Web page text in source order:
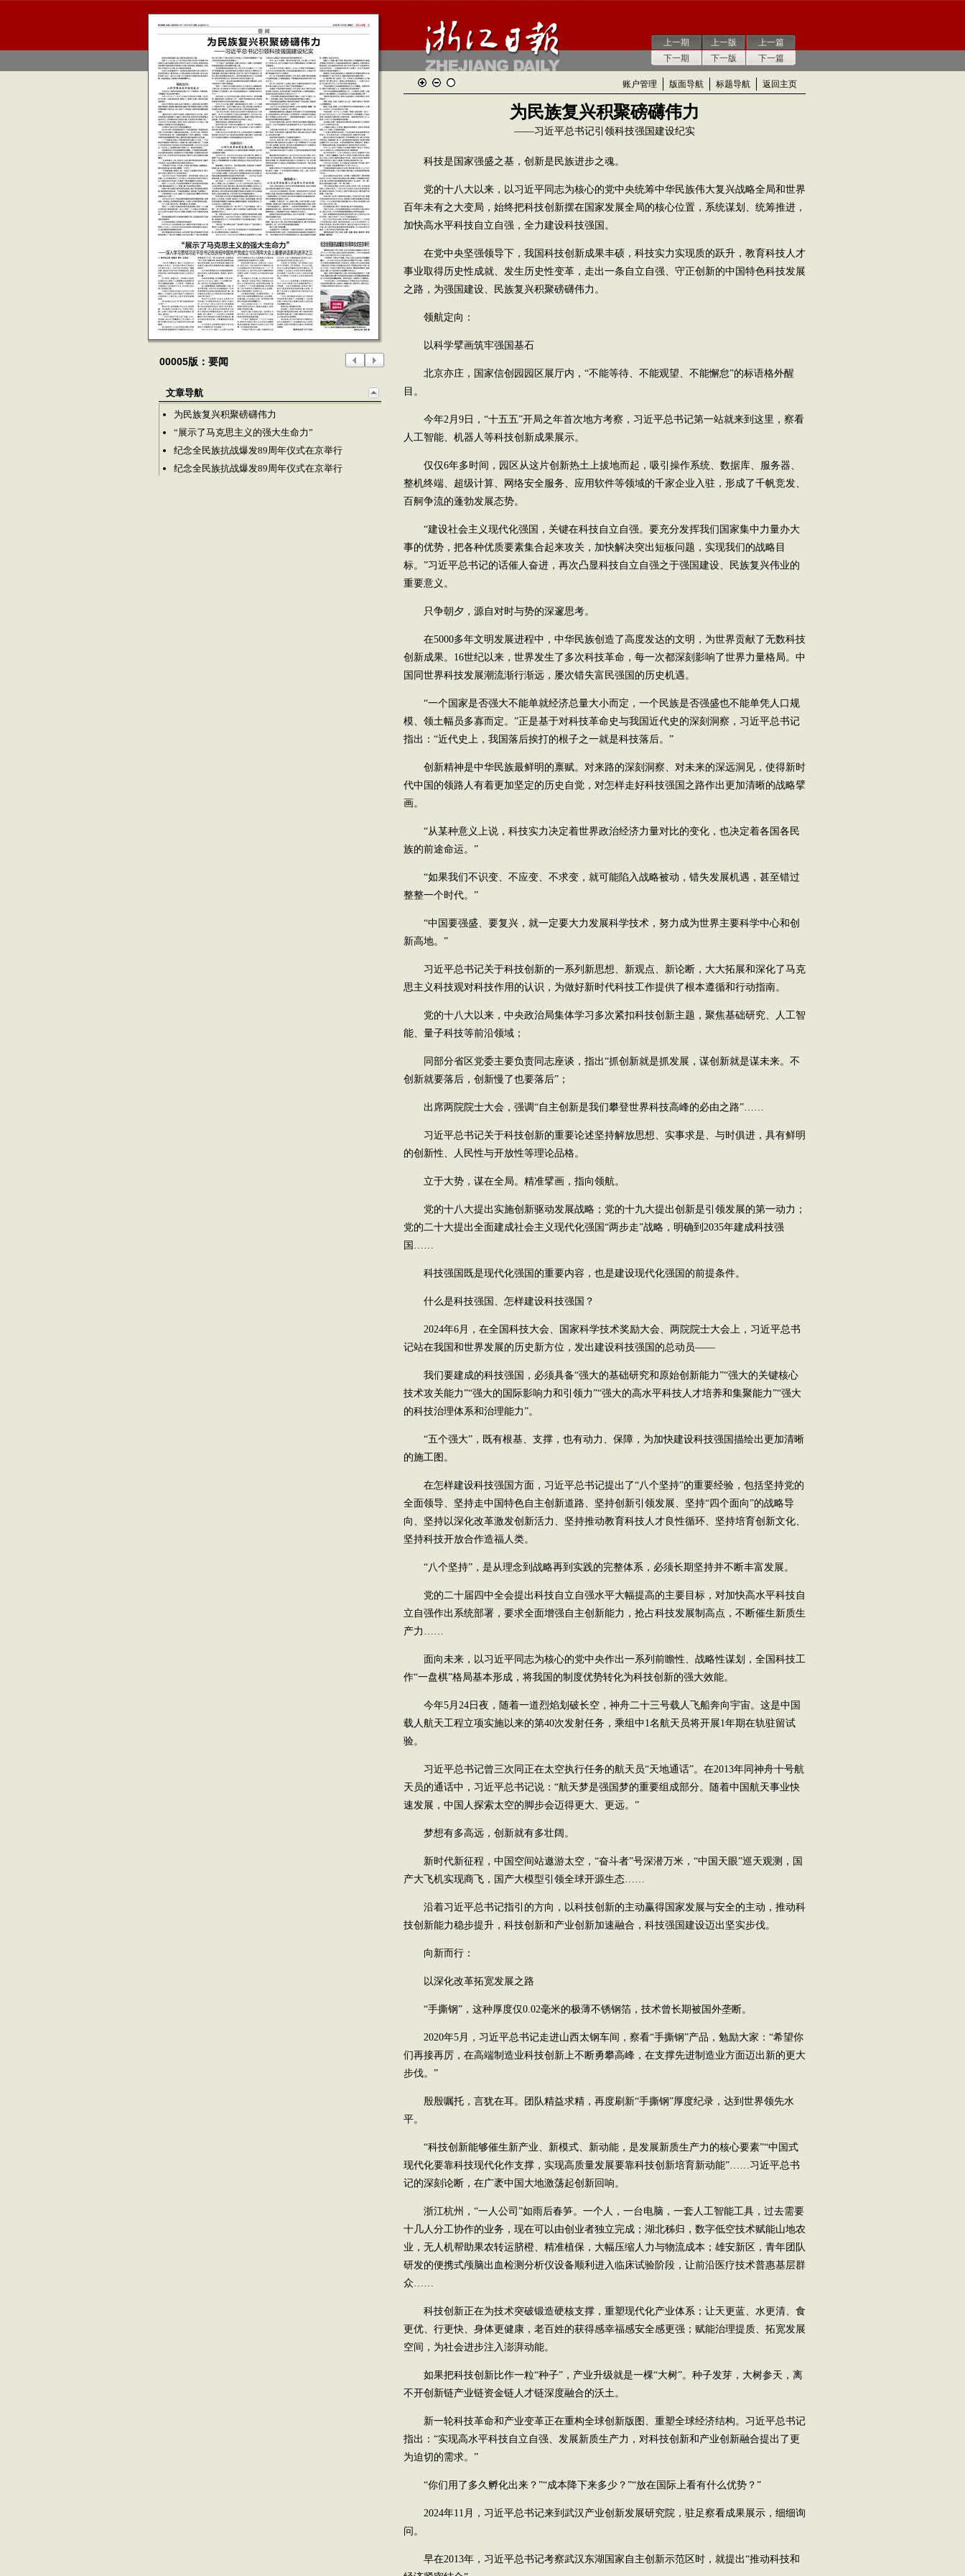
上一期
下一期
上一版
下一版
上一篇
下一篇
00005版：要闻
文章导航
为民族复兴积聚磅礴伟力
“展示了马克思主义的强大生命力”
纪念全民族抗战爆发89周年仪式在京举行
纪念全民族抗战爆发89周年仪式在京举行
账户管理 版面导航 标题导航 返回主页
为民族复兴积聚磅礴伟力
——习近平总书记引领科技强国建设纪实
科技是国家强盛之基，创新是民族进步之魂。
党的十八大以来，以习近平同志为核心的党中央统筹中华民族伟大复兴战略全局和世界
百年未有之大变局，始终把科技创新摆在国家发展全局的核心位置，系统谋划、统筹推进，
加快高水平科技自立自强，全力建设科技强国。
在党中央坚强领导下，我国科技创新成果丰硕，科技实力实现质的跃升，教育科技人才
事业取得历史性成就、发生历史性变革，走出一条自立自强、守正创新的中国特色科技发展
之路，为强国建设、民族复兴积聚磅礴伟力。
领航定向：
以科学擘画筑牢强国基石
北京亦庄，国家信创园园区展厅内，“不能等待、不能观望、不能懈怠”的标语格外醒
目。
今年2月9日，“十五五”开局之年首次地方考察，习近平总书记第一站就来到这里，察看
人工智能、机器人等科技创新成果展示。
仅仅6年多时间，园区从这片创新热土上拔地而起，吸引操作系统、数据库、服务器、
整机终端、超级计算、网络安全服务、应用软件等领域的千家企业入驻，形成了千帆竞发、
百舸争流的蓬勃发展态势。
“建设社会主义现代化强国，关键在科技自立自强。要充分发挥我们国家集中力量办大
事的优势，把各种优质要素集合起来攻关，加快解决突出短板问题，实现我们的战略目
标。”习近平总书记的话催人奋进，再次凸显科技自立自强之于强国建设、民族复兴伟业的
重要意义。
只争朝夕，源自对时与势的深邃思考。
在5000多年文明发展进程中，中华民族创造了高度发达的文明，为世界贡献了无数科技
创新成果。16世纪以来，世界发生了多次科技革命，每一次都深刻影响了世界力量格局。中
国同世界科技发展潮流渐行渐远，屡次错失富民强国的历史机遇。
“一个国家是否强大不能单就经济总量大小而定，一个民族是否强盛也不能单凭人口规
模、领土幅员多寡而定。”正是基于对科技革命史与我国近代史的深刻洞察，习近平总书记
指出：“近代史上，我国落后挨打的根子之一就是科技落后。”
创新精神是中华民族最鲜明的禀赋。对来路的深刻洞察、对未来的深远洞见，使得新时
代中国的领路人有着更加坚定的历史自觉，对怎样走好科技强国之路作出更加清晰的战略擘
画。
“从某种意义上说，科技实力决定着世界政治经济力量对比的变化，也决定着各国各民
族的前途命运。”
“如果我们不识变、不应变、不求变，就可能陷入战略被动，错失发展机遇，甚至错过
整整一个时代。”
“中国要强盛、要复兴，就一定要大力发展科学技术，努力成为世界主要科学中心和创
新高地。”
习近平总书记关于科技创新的一系列新思想、新观点、新论断，大大拓展和深化了马克
思主义科技观对科技作用的认识，为做好新时代科技工作提供了根本遵循和行动指南。
党的十八大以来，中央政治局集体学习多次紧扣科技创新主题，聚焦基础研究、人工智
能、量子科技等前沿领域；
同部分省区党委主要负责同志座谈，指出“抓创新就是抓发展，谋创新就是谋未来。不
创新就要落后，创新慢了也要落后”；
出席两院院士大会，强调“自主创新是我们攀登世界科技高峰的必由之路”……
习近平总书记关于科技创新的重要论述坚持解放思想、实事求是、与时俱进，具有鲜明
的创新性、人民性与开放性等理论品格。
立于大势，谋在全局。精准擘画，指向领航。
党的十八大提出实施创新驱动发展战略；党的十九大提出创新是引领发展的第一动力；
党的二十大提出全面建成社会主义现代化强国“两步走”战略，明确到2035年建成科技强
国……
科技强国既是现代化强国的重要内容，也是建设现代化强国的前提条件。
什么是科技强国、怎样建设科技强国？
2024年6月，在全国科技大会、国家科学技术奖励大会、两院院士大会上，习近平总书
记站在我国和世界发展的历史新方位，发出建设科技强国的总动员——
我们要建成的科技强国，必须具备“强大的基础研究和原始创新能力”“强大的关键核心
技术攻关能力”“强大的国际影响力和引领力”“强大的高水平科技人才培养和集聚能力”“强大
的科技治理体系和治理能力”。
“五个强大”，既有根基、支撑，也有动力、保障，为加快建设科技强国描绘出更加清晰
的施工图。
在怎样建设科技强国方面，习近平总书记提出了“八个坚持”的重要经验，包括坚持党的
全面领导、坚持走中国特色自主创新道路、坚持创新引领发展、坚持“四个面向”的战略导
向、坚持以深化改革激发创新活力、坚持推动教育科技人才良性循环、坚持培育创新文化、
坚持科技开放合作造福人类。
“八个坚持”，是从理念到战略再到实践的完整体系，必须长期坚持并不断丰富发展。
党的二十届四中全会提出科技自立自强水平大幅提高的主要目标，对加快高水平科技自
立自强作出系统部署，要求全面增强自主创新能力，抢占科技发展制高点，不断催生新质生
产力……
面向未来，以习近平同志为核心的党中央作出一系列前瞻性、战略性谋划，全国科技工
作“一盘棋”格局基本形成，将我国的制度优势转化为科技创新的强大效能。
今年5月24日夜，随着一道烈焰划破长空，神舟二十三号载人飞船奔向宇宙。这是中国
载人航天工程立项实施以来的第40次发射任务，乘组中1名航天员将开展1年期在轨驻留试
验。
习近平总书记曾三次同正在太空执行任务的航天员“天地通话”。在2013年同神舟十号航
天员的通话中，习近平总书记说：“航天梦是强国梦的重要组成部分。随着中国航天事业快
速发展，中国人探索太空的脚步会迈得更大、更远。”
梦想有多高远，创新就有多壮阔。
新时代新征程，中国空间站遨游太空，“奋斗者”号深潜万米，“中国天眼”巡天观测，国
产大飞机实现商飞，国产大模型引领全球开源生态……
沿着习近平总书记指引的方向，以科技创新的主动赢得国家发展与安全的主动，推动科
技创新能力稳步提升，科技创新和产业创新加速融合，科技强国建设迈出坚实步伐。
向新而行：
以深化改革拓宽发展之路
“手撕钢”，这种厚度仅0.02毫米的极薄不锈钢箔，技术曾长期被国外垄断。
2020年5月，习近平总书记走进山西太钢车间，察看“手撕钢”产品，勉励大家：“希望你
们再接再厉，在高端制造业科技创新上不断勇攀高峰，在支撑先进制造业方面迈出新的更大
步伐。”
殷殷嘱托，言犹在耳。团队精益求精，再度刷新“手撕钢”厚度纪录，达到世界领先水
平。
“科技创新能够催生新产业、新模式、新动能，是发展新质生产力的核心要素”“中国式
现代化要靠科技现代化作支撑，实现高质量发展要靠科技创新培育新动能”……习近平总书
记的深刻论断，在广袤中国大地激荡起创新回响。
浙江杭州，“一人公司”如雨后春笋。一个人，一台电脑，一套人工智能工具，过去需要
十几人分工协作的业务，现在可以由创业者独立完成；湖北秭归，数字低空技术赋能山地农
业，无人机帮助果农转运脐橙、精准植保，大幅压缩人力与物流成本；雄安新区，青年团队
研发的便携式颅脑出血检测分析仪设备顺利进入临床试验阶段，让前沿医疗技术普惠基层群
众……
科技创新正在为技术突破锻造硬核支撑，重塑现代化产业体系；让天更蓝、水更清、食
更优、行更快、身体更健康，老百姓的获得感幸福感安全感更强；赋能治理提质、拓宽发展
空间，为社会进步注入澎湃动能。
如果把科技创新比作一粒“种子”，产业升级就是一棵“大树”。种子发芽，大树参天，离
不开创新链产业链资金链人才链深度融合的沃土。
新一轮科技革命和产业变革正在重构全球创新版图、重塑全球经济结构。习近平总书记
指出：“实现高水平科技自立自强、发展新质生产力，对科技创新和产业创新融合提出了更
为迫切的需求。”
“你们用了多久孵化出来？”“成本降下来多少？”“放在国际上看有什么优势？”
2024年11月，习近平总书记来到武汉产业创新发展研究院，驻足察看成果展示，细细询
问。
早在2013年，习近平总书记考察武汉东湖国家自主创新示范区时，就提出“推动科技和